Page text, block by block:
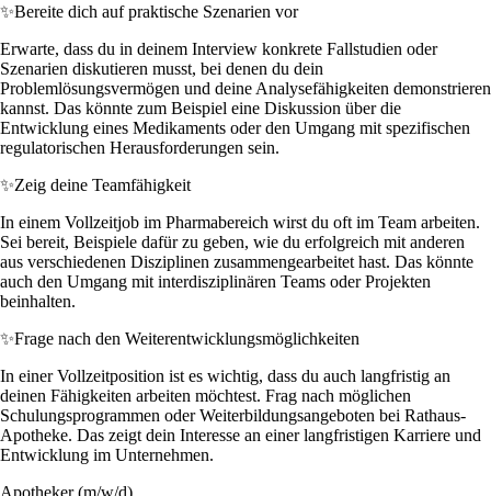
✨Bereite dich auf praktische Szenarien vor
Erwarte, dass du in deinem Interview konkrete Fallstudien oder
Szenarien diskutieren musst, bei denen du dein
Problemlösungsvermögen und deine Analysefähigkeiten demonstrieren
kannst. Das könnte zum Beispiel eine Diskussion über die
Entwicklung eines Medikaments oder den Umgang mit spezifischen
regulatorischen Herausforderungen sein.
✨Zeig deine Teamfähigkeit
In einem Vollzeitjob im Pharmabereich wirst du oft im Team arbeiten.
Sei bereit, Beispiele dafür zu geben, wie du erfolgreich mit anderen
aus verschiedenen Disziplinen zusammengearbeitet hast. Das könnte
auch den Umgang mit interdisziplinären Teams oder Projekten
beinhalten.
✨Frage nach den Weiterentwicklungsmöglichkeiten
In einer Vollzeitposition ist es wichtig, dass du auch langfristig an
deinen Fähigkeiten arbeiten möchtest. Frag nach möglichen
Schulungsprogrammen oder Weiterbildungsangeboten bei Rathaus-
Apotheke. Das zeigt dein Interesse an einer langfristigen Karriere und
Entwicklung im Unternehmen.
Apotheker (m/w/d)